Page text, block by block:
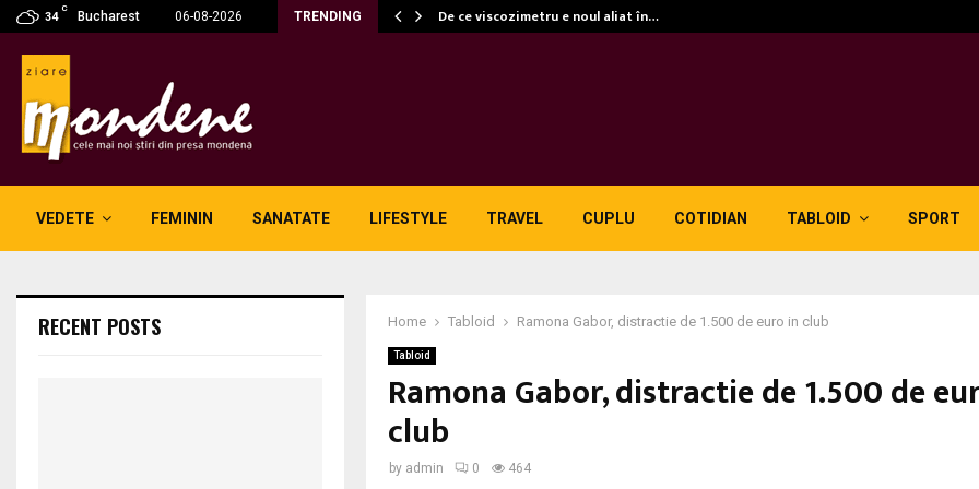
34
C
Bucharest 06-08-2026 TRENDING
fum: unde se potrivesc… De ce viscozimetru e noul aliat în…
VEDETE FEMININ SANATATE LIFESTYLE TRAVEL CUPLU COTIDIAN TABLOID SPORT
Home Tabloid Ramona Gabor, distractie de 1.500 de euro in club
Tabloid
Ramona Gabor, distractie de 1.500 de
club
by admin 0 464
RECENT POSTS